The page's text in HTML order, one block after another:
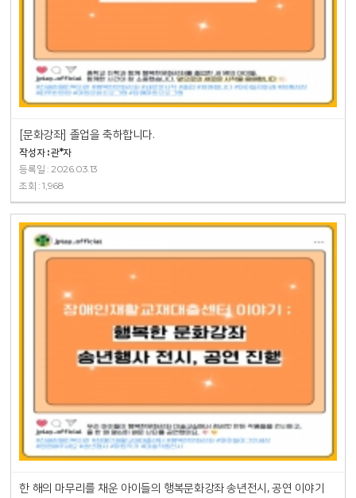
[문화강좌] 졸업을 축하합니다.
작성자 : 관*자
등록일 : 2026.03.13
조회 : 1,968
한 해의 마무리를 채운 아이들의 행복문화강좌 송년전시, 공연 이야기